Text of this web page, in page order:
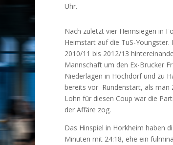
Uhr.
Nach zuletzt vier Heimsiegen in
Heimstart auf die TuS-
2010/11 bis 2012/13
Mannschaft um den Ex-Brucker
Niederlagen in Hochdorf und zu
bereits vor Rundenstart, als man
Lohn für diesen Coup war die
der Affäre zog.
Das Hinspiel in Horkheim haben
Minuten mit 24:18, ehe ein